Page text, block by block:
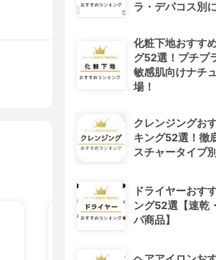
4位
ラ・デパコス別
化粧下地おすす
グ52選！プチプ
敏感肌向けナチ
場！
クレンジングお
キング52選！徹
スチャータイプ
ドライヤーおす
ング52選【速乾
パ商品】